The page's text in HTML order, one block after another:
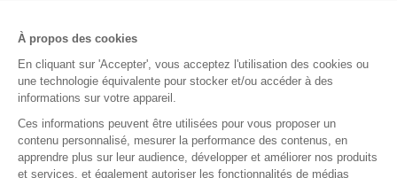
En cas de litige, vous pouvez saisir le médiateur de la
consommation : AVENIR CONSO, 09 53 01 02 69. En savoir
plus
conditions suivantes : 10 minutes de voyance au tarif spécial
de 15EUR TTC, voyance privée. Offre valable dans la limite
des 10 premières minutes, après validation de votre compte
À propos des cookies
En cliquant sur 'Accepter', vous acceptez l'utilisation des cookies ou
une technologie équivalente pour stocker et/ou accéder à des
informations sur votre appareil.
Ces informations peuvent être utilisées pour vous proposer un
contenu personnalisé, mesurer la performance des contenus, en
apprendre plus sur leur audience, développer et améliorer nos produits
et services, et également autoriser les fonctionnalités de médias